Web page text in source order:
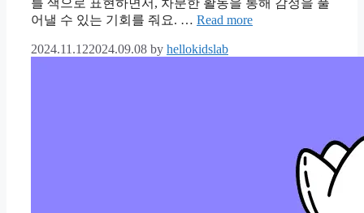
를 색으로 표현하면서, 차분한 활동을 통해 감정을 풀
어낼 수 있는 기회를 줘요. … Read more
2024.11.122024.09.08 by hellokidslab